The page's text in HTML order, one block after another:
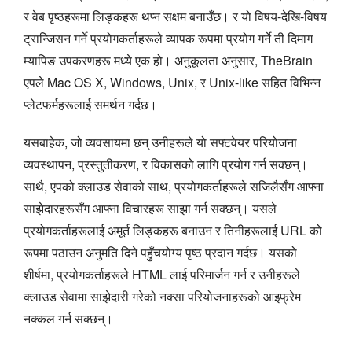
र वेब पृष्ठहरूमा लिङ्कहरू थप्न सक्षम बनाउँछ। र यो विषय-देखि-विषय
ट्रान्जिसन गर्ने प्रयोगकर्ताहरूले व्यापक रूपमा प्रयोग गर्ने ती दिमाग
म्यापिङ उपकरणहरू मध्ये एक हो। अनुकूलता अनुसार, TheBrain
एपले Mac OS X, Windows, Unix, र Unix-like सहित विभिन्न
प्लेटफर्महरूलाई समर्थन गर्दछ।
यसबाहेक, जो व्यवसायमा छन् उनीहरूले यो सफ्टवेयर परियोजना
व्यवस्थापन, प्रस्तुतीकरण, र विकासको लागि प्रयोग गर्न सक्छन्।
साथै, एपको क्लाउड सेवाको साथ, प्रयोगकर्ताहरूले सजिलैसँग आफ्ना
साझेदारहरूसँग आफ्ना विचारहरू साझा गर्न सक्छन्। यसले
प्रयोगकर्ताहरूलाई अमूर्त लिङ्कहरू बनाउन र तिनीहरूलाई URL को
रूपमा पठाउन अनुमति दिने पहुँचयोग्य पृष्ठ प्रदान गर्दछ। यसको
शीर्षमा, प्रयोगकर्ताहरूले HTML लाई परिमार्जन गर्न र उनीहरूले
क्लाउड सेवामा साझेदारी गरेको नक्सा परियोजनाहरूको आइफ्रेम
नक्कल गर्न सक्छन्।